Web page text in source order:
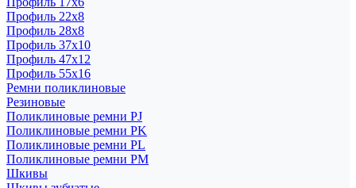
Профиль 22x8
Профиль 28x8
Профиль 37x10
Профиль 47x12
Профиль 55x16
Ремни поликлиновые
Резиновые
Поликлиновые ремни PJ
Поликлиновые ремни PK
Поликлиновые ремни PL
Поликлиновые ремни PM
Шкивы